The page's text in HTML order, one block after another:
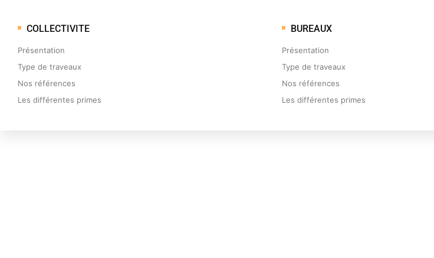
COLLECTIVITE
Présentation
Type de traveaux
Nos références
Les différentes primes
BUREAUX
Présentation
Type de traveaux
Nos références
Les différentes primes